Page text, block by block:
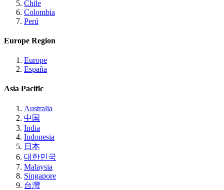
Chile
Colombia
Perú
Europe Region
Europe
España
Asia Pacific
Australia
中国
India
Indonesia
日本
대한민국
Malaysia
Singapore
台灣